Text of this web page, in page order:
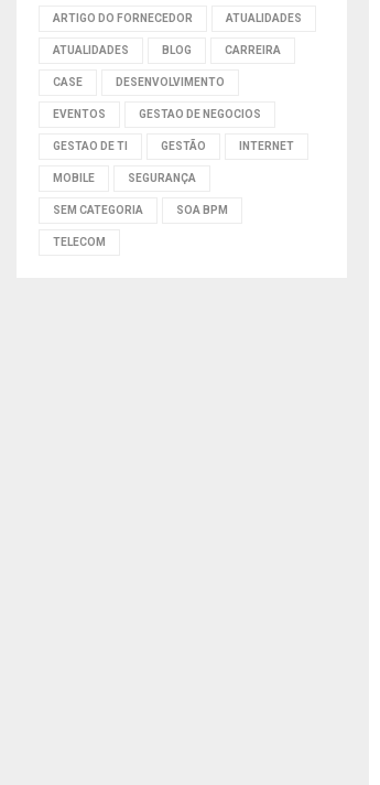
ARTIGO DO FORNECEDOR ATUALIDADES
ATUALIDADES BLOG CARREIRA
CASE DESENVOLVIMENTO
EVENTOS GESTAO DE NEGOCIOS
GESTAO DE TI GESTÃO INTERNET
MOBILE SEGURANÇA
SEM CATEGORIA SOA BPM
TELECOM